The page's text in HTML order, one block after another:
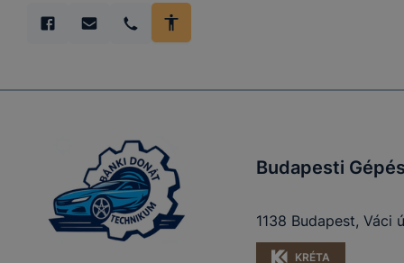
Budapesti
1138 Budapest, Váci
KRÉTA